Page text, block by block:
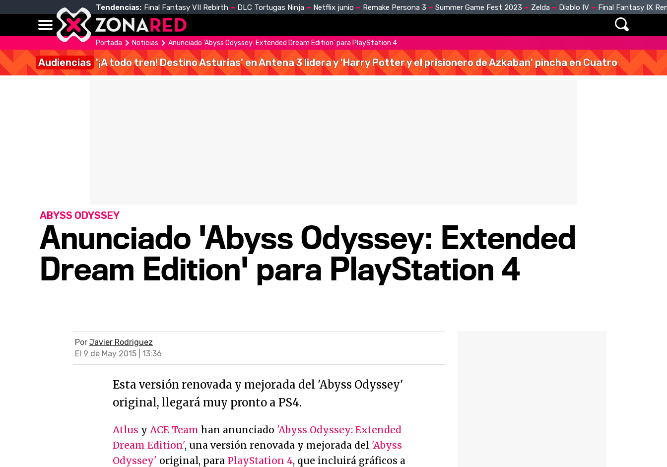
Tendencias: Final Fantasy VII Rebirth DLC Tortugas Ninja Netflix junio Remake Persona 3 Summer Game Fest 2023 Zelda Diablo IV Final Fantasy IX
Portada Noticias Anunciado 'Abyss Odyssey: Extended Dream Edition' para PlayStation 4
Audiencias '¡A todo tren! Destino Asturias' en Antena 3 lidera y 'Harry Potter y el prisionero de Azkaban' pincha en Cuatro
Anunciado 'Abyss Odyssey: Extended
Dream Edition' para PlayStation 4
ABYSS ODYSSEY
Por Javier Rodriguez
El 9 de May 2015 | 13:36
Esta versión renovada y mejorada del 'Abyss Odyssey'
original, llegará muy pronto a PS4.
Atlus y ACE Team han anunciado 'Abyss Odyssey: Extended
Dream Edition', una versión renovada y mejorada del 'Abyss
Odyssey' original, para PlayStation 4, que incluirá gráficos a